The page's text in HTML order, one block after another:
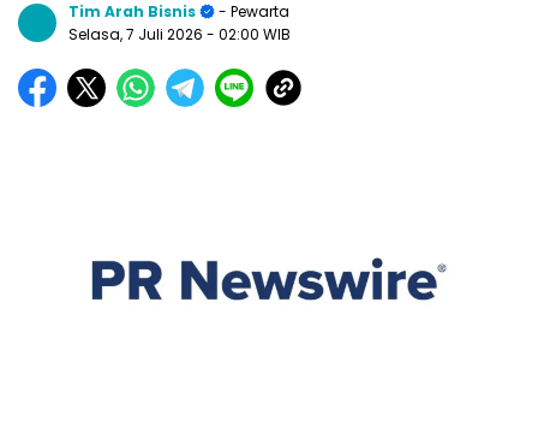
Tim Arah Bisnis
- Pewarta
Selasa, 7 Juli 2026 - 02:00 WIB